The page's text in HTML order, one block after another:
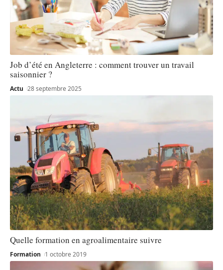
Job d’été en Angleterre : comment trouver un travail
saisonnier ?
Actu 28 septembre 2025
Quelle formation en agroalimentaire suivre
Formation 1 octobre 2019